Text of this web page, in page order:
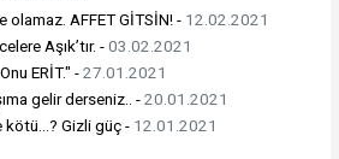
olamaz. AFFET GİTSİN! - 12.02.2021
Aşık’tır. -03.02.2021
ERİT." -27.01.2021
gelir derseniz.. -20.01.2021
kötü…? Gizli güç - 12.01.2021